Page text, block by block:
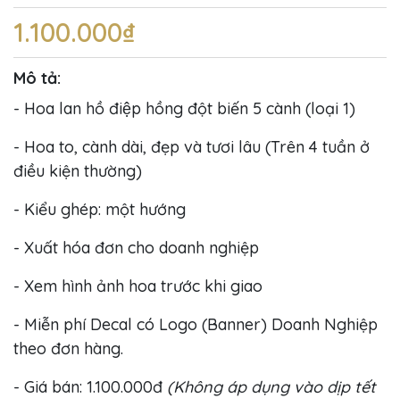
1.100.000₫
Mô tả:
- Hoa lan hồ điệp hồng đột biến 5 cành (loại 1)
- Hoa to, cành dài, đẹp và tươi lâu (Trên 4 tuần ở
điều kiện thường)
- Kiểu ghép: một hướng
- Xuất hóa đơn cho doanh nghiệp
- Xem hình ảnh hoa trước khi giao
- Miễn phí Decal có Logo (Banner) Doanh Nghiệp
theo đơn hàng.
- Giá bán: 1.100.000đ (Không áp dụng vào dịp tết